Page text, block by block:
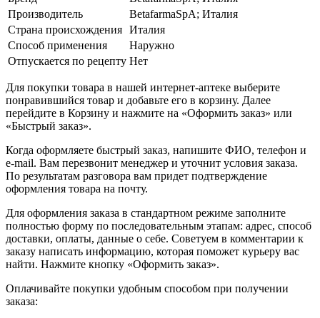
Производитель
BetafarmaSpA; Италия
Страна происхождения Италия
Способ применения
Наружно
Отпускается по рецепту Нет
Для покупки товара в нашей интернет-аптеке выберите
понравившийся товар и добавьте его в корзину. Далее
перейдите в Корзину и нажмите на «Оформить заказ» или
«Быстрый заказ».
Когда оформляете быстрый заказ, напишите ФИО, телефон и
e-mail. Вам перезвонит менеджер и уточнит условия заказа.
По результатам разговора вам придет подтверждение
оформления товара на почту.
Для оформления заказа в стандартном режиме заполните
полностью форму по последовательным этапам: адрес, способ
доставки, оплаты, данные о себе. Советуем в комментарии к
заказу написать информацию, которая поможет курьеру вас
найти. Нажмите кнопку «Оформить заказ».
Оплачивайте покупки удобным способом при получении
заказа: